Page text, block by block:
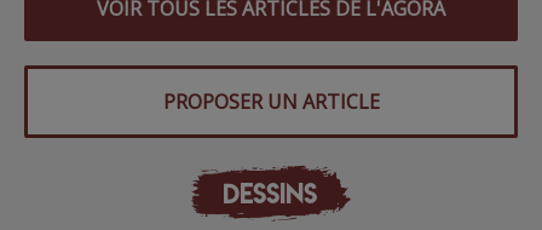
VOIR TOUS LES ARTICLES DE L'AGORA
PROPOSER UN ARTICLE
DESSINS